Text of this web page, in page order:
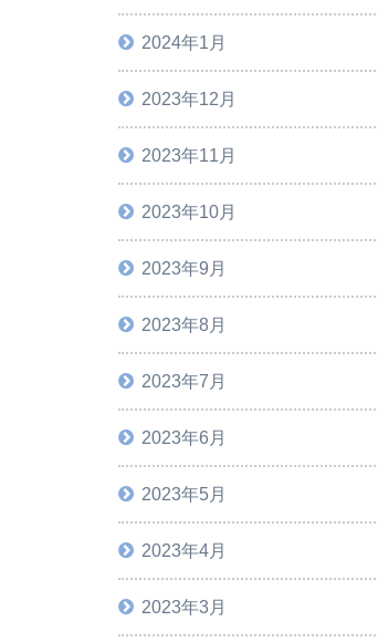
2024年1月
2023年12月
2023年11月
2023年10月
2023年9月
2023年8月
2023年7月
2023年6月
2023年5月
2023年4月
2023年3月